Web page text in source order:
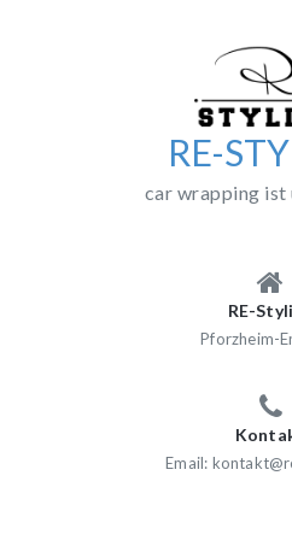
RE-
car wrapping ist
RE-
Pforzheim-
Email: